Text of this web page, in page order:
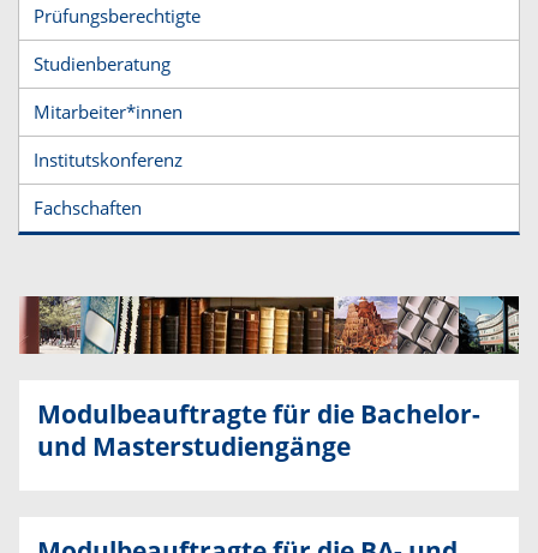
Prüfungsberechtigte
Studienberatung
Mitarbeiter*innen
Institutskonferenz
Fachschaften
Modulbeauftragte für die Bachelor-
und Masterstudiengänge